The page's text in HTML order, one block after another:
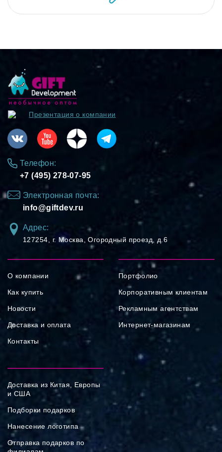
Презентация о компании
Телефон:
+7 (495) 278-07-95
Электронная почта:
info@giftdev.ru
Адрес:
127254, ⁠г. Москва, Огородный проезд, д.6
О компании
Как купить
Новости
Доставка и оплата
Контакты
Портфолио
Корпоративным клиентам
Рекламным агентствам
Интернет-магазинам
Доставка из Китая, Европы
и США
Подборки подарков
Нанесение логотипа
Отправка подарков по